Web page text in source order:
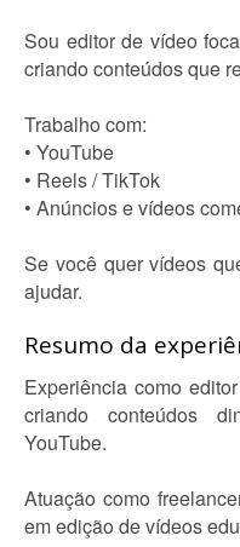
Sou editor de vídeo
criando conteúdos que
Trabalho com:
• YouTube
• Reels / TikTok
• Anúncios e vídeos
Se você quer vídeos
ajudar.
Resumo da
Experiência como
criando conteúdos
YouTube.
Atuação como
em edição de vídeos